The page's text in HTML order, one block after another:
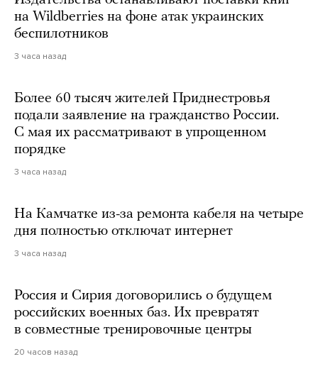
на Wildberries на фоне атак украинских
беспилотников
3 часа назад
Более 60 тысяч жителей Приднестровья
подали заявление на гражданство России.
С мая их рассматривают в упрощенном
порядке
3 часа назад
На Камчатке из-за ремонта кабеля на четыре
дня полностью отключат интернет
3 часа назад
Россия и Сирия договорились о будущем
российских военных баз. Их превратят
в совместные тренировочные центры
20 часов назад